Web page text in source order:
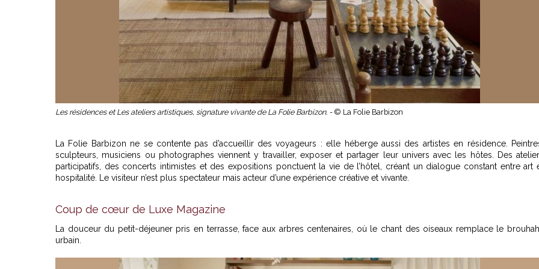
Les résidences et Les ateliers artistiques, signature vivante de La Folie Barbizon. - © La Folie Barbizon
La Folie Barbizon ne se contente pas d’accueillir des voyageurs : elle héberge aussi des artistes en résidence.
sculpteurs, musiciens ou photographes viennent y travailler, exposer et partager leur univers avec les hôtes. Des
participatifs, des concerts intimistes et des expositions ponctuent la vie de l’hôtel, créant un dialogue constant entre art
hospitalité. Le visiteur n’est plus spectateur mais acteur d’une expérience créative et vivante.
Coup de cœur de Luxe Magazine
La douceur du petit-déjeuner pris en terrasse, face aux arbres centenaires, où le chant des oiseaux remplace le
urbain.